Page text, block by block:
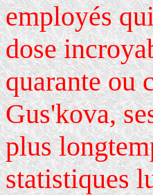
employés
dose
quarante ou
Gus'kova,
plus
statistiques